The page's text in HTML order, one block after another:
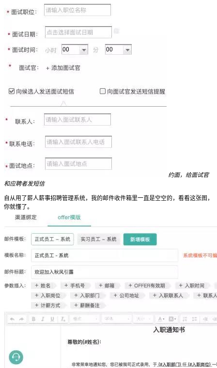
约面，给面试官
和应聘者发短信
自从用了薪人薪事招聘管理系统，我的邮件收件箱里一直是空空的，看看这张图，
你就懂了。